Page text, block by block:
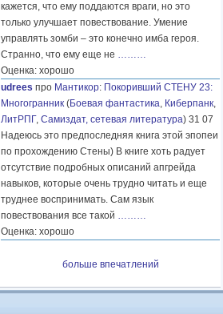
кажется, что ему поддаются враги, но это
только улучшает повествование. Умение
управлять зомби – это конечно имба героя.
Странно, что ему еще не ………
Оценка: хорошо
udrees про Мантикор: Покоривший СТЕНУ 23:
Многогранник (Боевая фантастика, Киберпанк,
ЛитРПГ, Самиздат, сетевая литература) 31 07
Надеюсь это предпоследняя книга этой эпопеи
по прохождению Стены) В книге хоть радует
отсутствие подробных описаний апгрейда
навыков, которые очень трудно читать и еще
труднее воспринимать. Сам язык
повествования все такой ………
Оценка: хорошо
больше впечатлений